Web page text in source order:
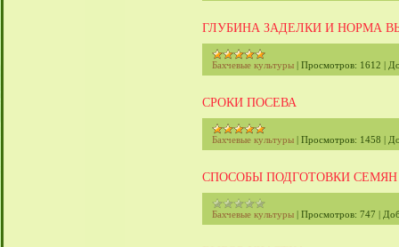
ГЛУБИНА ЗАДЕЛКИ И НОРМА
Бахчевые культуры | Просмотров: 1612 |
СРОКИ ПОСЕВА
Бахчевые культуры | Просмотров: 1458 |
СПОСОБЫ ПОДГОТОВКИ СЕМЯН
Бахчевые культуры | Просмотров: 747 |